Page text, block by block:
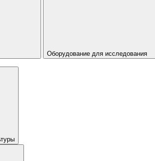
Оборудование для исследования